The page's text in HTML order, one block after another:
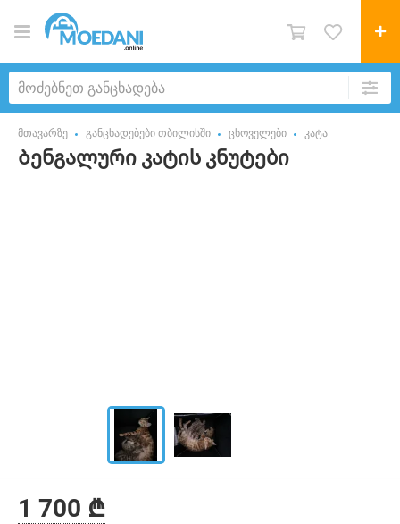
მთავარზე განცხადებები თბილისში ცხოველები კატა
Ბენგალური კატის კნუტები
1 700 ₾